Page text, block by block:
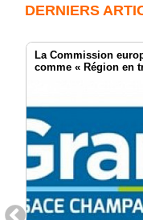
DERNIERS
La Commission
comme « Région en